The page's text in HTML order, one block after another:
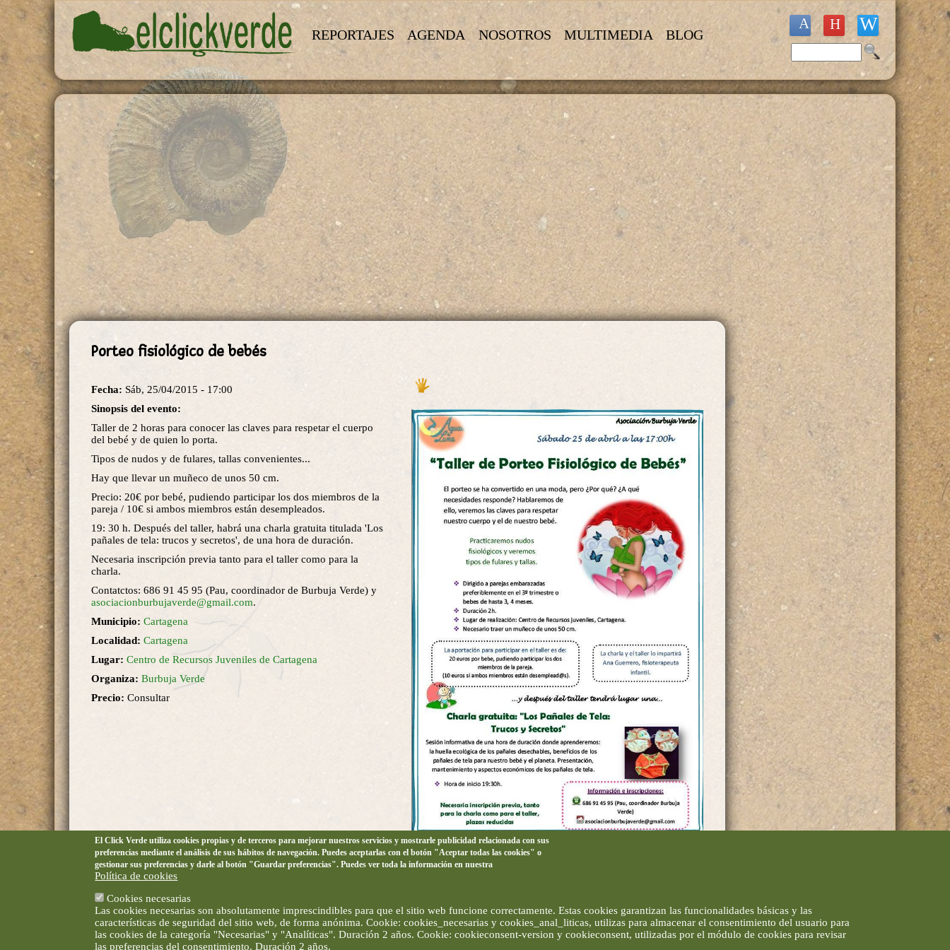
Pasar al contenido principal
REPORTAJES AGENDA NOSOTROS MULTIMEDIA BLOG
Formulario de búsqueda
Porteo fisiológico de bebés
Fecha: Sáb, 25/04/2015 - 17:00
Sinopsis del evento:
Taller de 2 horas para conocer las claves para respetar el cuerpo
del bebé y de quien lo porta.
Tipos de nudos y de fulares, tallas convenientes...
Hay que llevar un muñeco de unos 50 cm.
Precio: 20€ por bebé, pudiendo participar los dos miembros de la
pareja / 10€ si ambos miembros están desempleados.
19: 30 h. Después del taller, habrá una charla gratuita titulada 'Los
pañales de tela: trucos y secretos', de una hora de duración.
Necesaria inscripción previa tanto para el taller como para la
charla.
Contatctos: 686 91 45 95 (Pau, coordinador de Burbuja Verde) y
asociacionburbujaverde@gmail.com.
Municipio: Cartagena
Localidad: Cartagena
Lugar: Centro de Recursos Juveniles de Cartagena
Organiza: Burbuja Verde
Precio: Consultar
El Click Verde utiliza cookies propias y de terceros para mejorar nuestros servicios y mostrarle publicidad relacionada con sus
preferencias mediante el análisis de sus hábitos de navegación. Puedes aceptarlas con el botón "Aceptar todas las cookies" o
gestionar sus preferencias y darle al botón "Guardar preferencias". Puedes ver toda la información en nuestra
Política de cookies
Cookies necesarias
Las cookies necesarias son absolutamente imprescindibles para que el sitio web funcione correctamente. Estas cookies garantizan las funcionalidades básicas y las
características de seguridad del sitio web, de forma anónima. Cookie: cookies_necesarias y cookies_anal_liticas, utilizas para almacenar el consentimiento del usuario para
las cookies de la categoría "Necesarias" y "Analíticas". Duración 2 años. Cookie: cookieconsent-version y cookieconsent, utilizadas por el módulo de cookies para revisar
las preferencias del consentimiento. Duración 2 años.